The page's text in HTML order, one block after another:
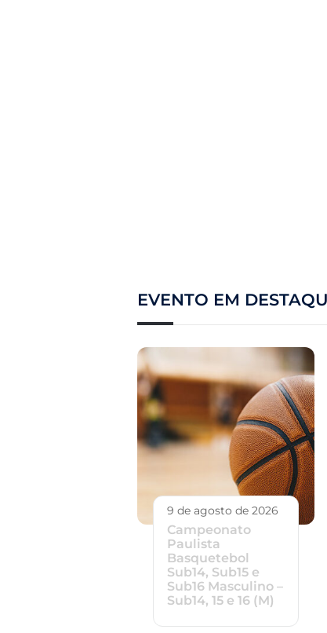
EVENTO EM
9 de agosto de 2026
Campeonato
Paulista
Basquetebol
Sub14, Sub15 e
Sub16 Masculino –
Sub14, 15 e 16 (M)